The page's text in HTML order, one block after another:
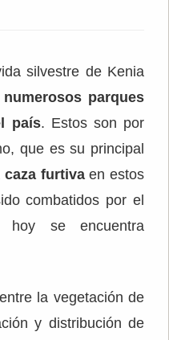
silvestre de Kenia
numerosos parques
país. Estos son por
que es su principal
caza furtivaen estos
combatidos por el
hoy se encuentra
la vegetación de
y distribución de